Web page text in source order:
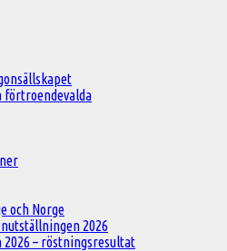
förtroendevalda
och Norge
2026
– röstningsresultat